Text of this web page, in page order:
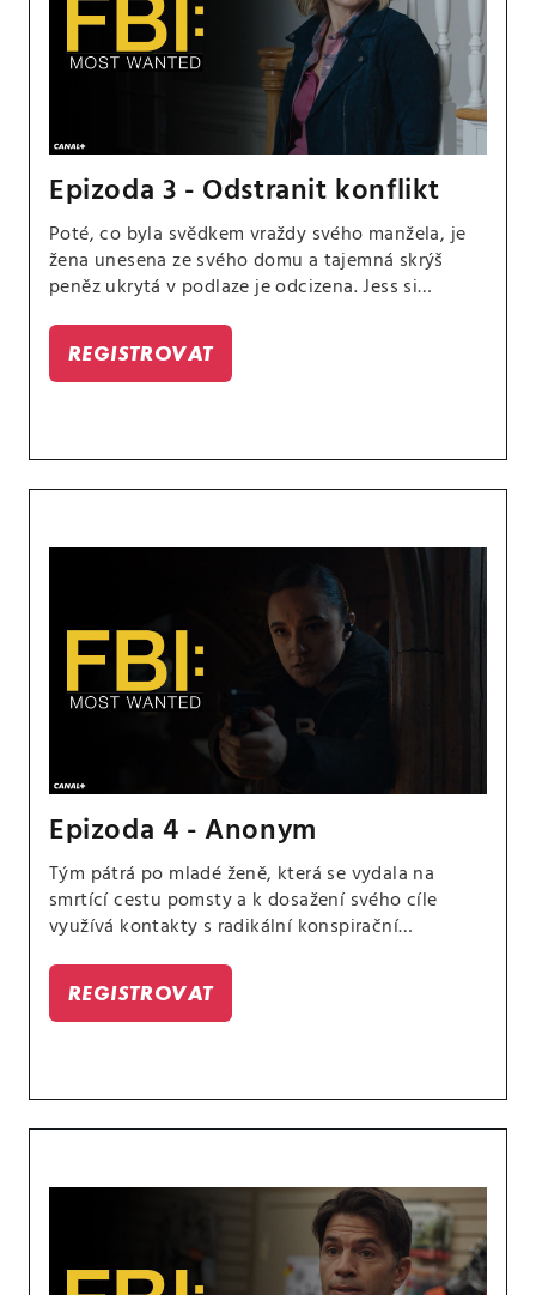
Epizoda 3 - Odstranit konflikt
Poté, co byla svědkem vraždy svého manžela, je
žena unesena ze svého domu a tajemná skrýš
peněz ukrytá v podlaze je odcizena. Jess si
případem, a nutnost najít únosce se stává osobní
záležitostí.
REGISTROVAT
Epizoda 4 - Anonym
Tým pátrá po mladé ženě, která se vydala na
smrtící cestu pomsty a k dosažení svého cíle
využívá kontakty s radikální konspirační
rozhodnutí, které změní její život, a je pro ni těžké
nenechat se ovlivnit temnou stránkou své práce.
REGISTROVAT